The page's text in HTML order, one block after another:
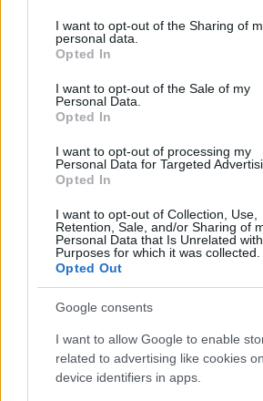
not limited to your visit or usage
grant or deny consent to Google and its
use your data for below specified
consent section.
I want to opt-out of the Sharing of
personal data.
Opted In
I want to opt-out of the Sale of my
Personal Data.
Opted In
I want to opt-out of processing my
Personal Data for Targeted
Opted In
I want to opt-out of Collection, Use,
Retention, Sale, and/or Sharing of
Personal Data that Is Unrelated
Purposes for which it was collected.
Opted Out
Google consents
I want to allow Google to enable
related to advertising like cookies
device identifiers in apps.